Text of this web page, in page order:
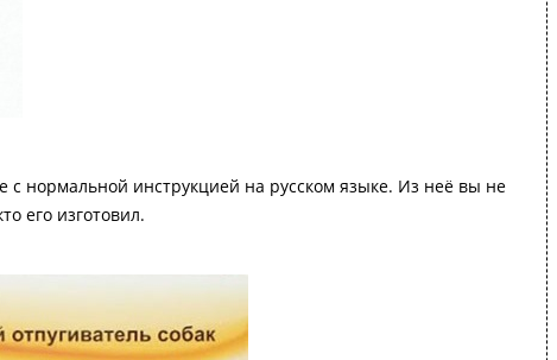
нормальной инструкцией на русском языке. Из неё вы не
его изготовил.